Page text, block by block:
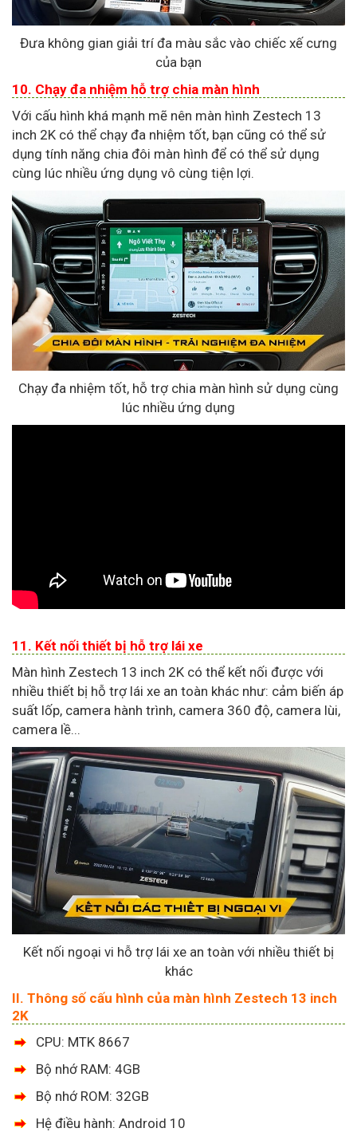
Đưa không gian giải trí đa màu sắc vào chiếc xế cưng
của bạn
10. Chạy đa nhiệm hỗ trợ chia màn hình
Với cấu hình khá mạnh mẽ nên màn hình Zestech 13
inch 2K có thể chạy đa nhiệm tốt, bạn cũng có thể sử
dụng tính năng chia đôi màn hình để có thể sử dụng
cùng lúc nhiều ứng dụng vô cùng tiện lợi.
Chạy đa nhiệm tốt, hỗ trợ chia màn hình sử dụng cùng
lúc nhiều ứng dụng
11. Kết nối thiết bị hỗ trợ lái xe
Màn hình Zestech 13 inch 2K có thể kết nối được với
nhiều thiết bị hỗ trợ lái xe an toàn khác như: cảm biến áp
suất lốp, camera hành trình, camera 360 độ, camera lùi,
camera lề...
Kết nối ngoại vi hỗ trợ lái xe an toàn với nhiều thiết bị
khác
II. Thông số cấu hình của màn hình Zestech 13 inch
2K
CPU: MTK 8667
Bộ nhớ RAM: 4GB
Bộ nhớ ROM: 32GB
Hệ điều hành: Android 10